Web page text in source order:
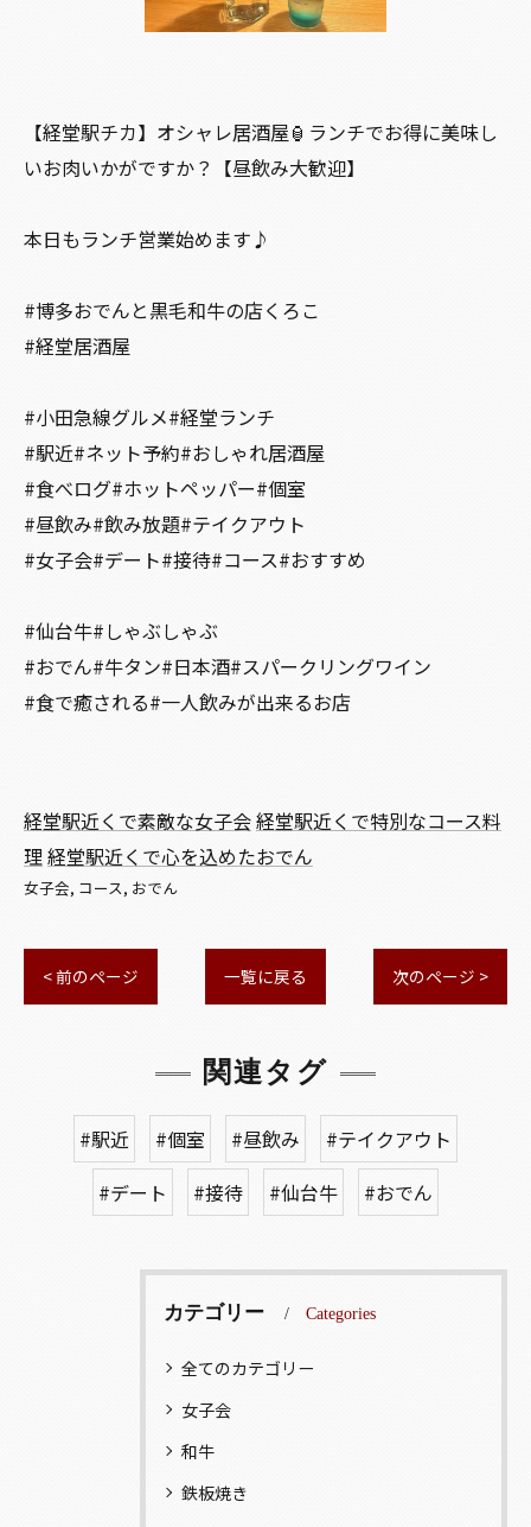
【経堂駅チカ】オシャレ居酒屋🏮ランチでお得に美味し
いお肉いかがですか？【昼飲み大歓迎】
本日もランチ営業始めます♪
#博多おでんと黒毛和牛の店くろこ
#経堂居酒屋
#小田急線グルメ#経堂ランチ
#駅近#ネット予約#おしゃれ居酒屋
#食べログ#ホットペッパー#個室
#昼飲み#飲み放題#テイクアウト
#女子会#デート#接待#コース#おすすめ
#仙台牛#しゃぶしゃぶ
#おでん#牛タン#日本酒#スパークリングワイン
#食で癒される#一人飲みが出来るお店
経堂駅近くで素敵な女子会経堂駅近くで特別なコース料
理経堂駅近くで心を込めたおでん
女子会 コース おでん
< 前のページ 一覧に戻る 次のページ >
関連タグ
#駅近 #個室 #昼飲み
#テイクアウト
#デート
#接待 #仙台牛 #おでん
カテゴリー Categories
全てのカテゴリー
女子会
和牛
鉄板焼き